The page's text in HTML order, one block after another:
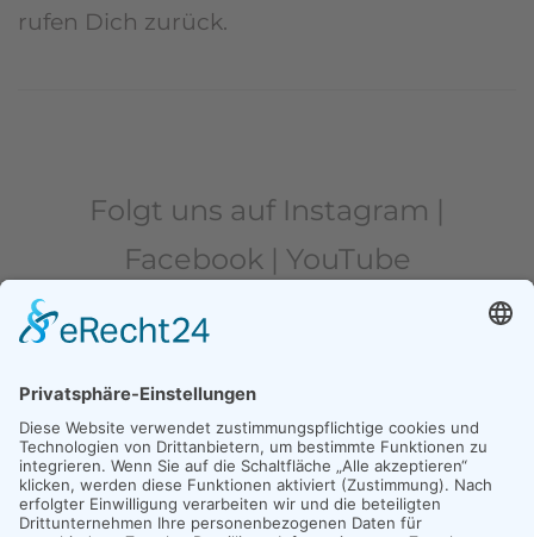
rufen Dich zurück.
Folgt uns auf Instagram |
Facebook | YouTube
MÜNCHEN INNSBRUCK ESSEN LEIPZIG
IMPRESSUM DATENSCHUTZ LOGIN